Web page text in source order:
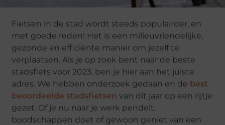
Fietsen in de stad wordt steeds populairder, en
met goede reden! Het is een milieuvriendelijke,
gezonde en efficiënte manier om jezelf te
verplaatsen. Als je op zoek bent naar de beste
stadsfiets voor 2023, ben je hier aan het juiste
adres. We hebben onderzoek gedaan en de best
beoordeelde stadsfietsen van dit jaar op een rijtje
gezet. Of je nu naar je werk pendelt,
boodschappen doet of gewoon geniet van een